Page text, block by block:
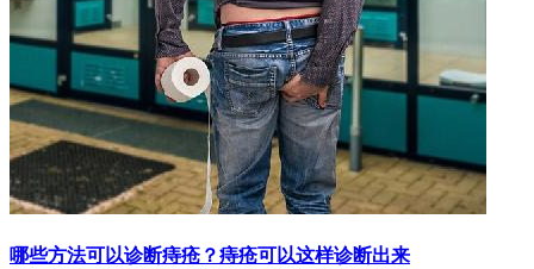
哪些方法可以诊断痔疮？痔疮可以这样诊断出来